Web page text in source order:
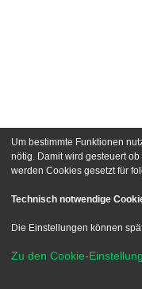
Um bestimmte Funktionen
nötig. Damit wird gesteuert
werden Cookies gesetzt für
Technisch notwendige
Die Einstellungen können
Zu den Cookie-